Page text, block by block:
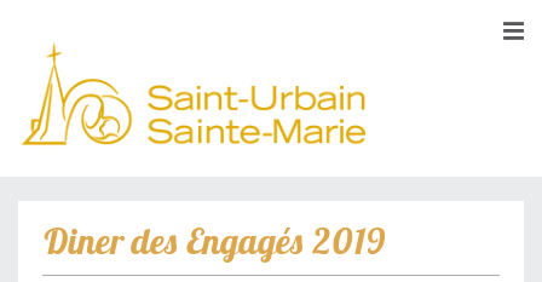
Diner des Engagés 2019